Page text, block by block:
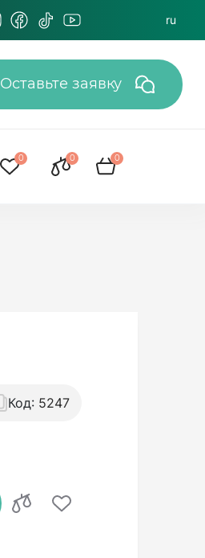
ru
Оставьте заявку
0 0 0
Код: 5247